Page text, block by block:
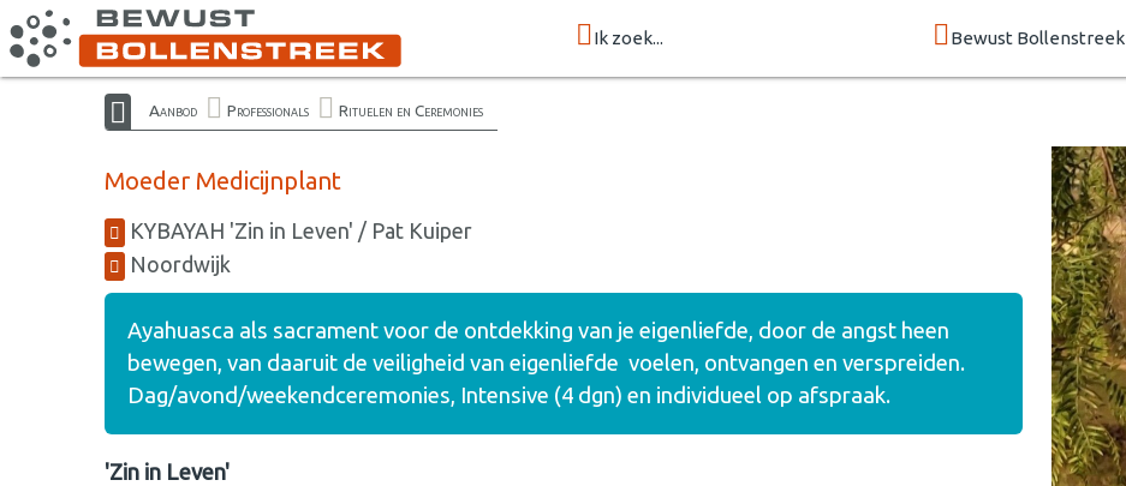
Ik zoek... Bewust Bollenstreek
Aanbod Professionals Rituelen en Ceremonies
Moeder Medicijnplant
KYBAYAH 'Zin in Leven' / Pat Kuiper
Noordwijk
Ayahuasca als sacrament voor de ontdekking van je eigenliefde, door de angst heen
bewegen, van daaruit de veiligheid van eigenliefde voelen, ontvangen en verspreiden.
Dag/avond/weekendceremonies, Intensive (4 dgn) en individueel op afspraak.
'Zin in Leven'